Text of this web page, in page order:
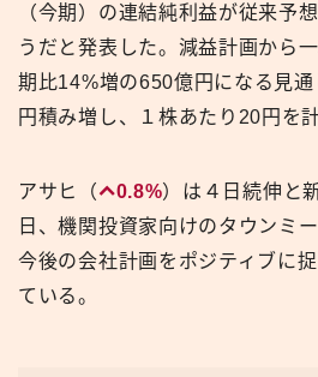
（今期）の連結純利益が従来予
うだと発表した。減益計画から
期比14%増の650億円になる見
円積み増し、１株あたり20円を
アサヒ（ 0.8%）は４日続伸と
日、機関投資家向けのタウンミ
今後の会社計画をポジティブに
ている。